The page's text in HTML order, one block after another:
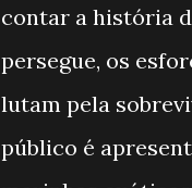
contar a história
persegue, os
lutam pela
público é